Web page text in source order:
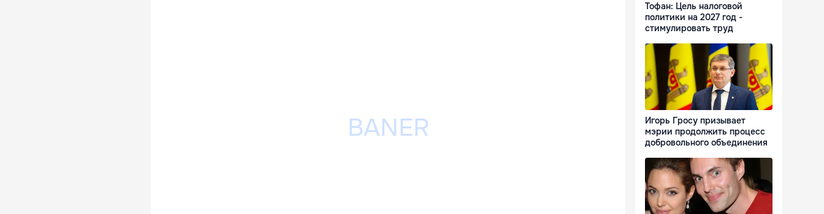
Тофан: Цель налоговой
политики на 2027 год -
стимулировать труд
Игорь Гросу призывает
мэрии продолжить процесс
добровольного объединения